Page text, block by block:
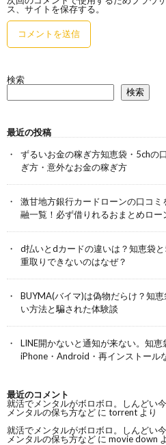
ス、サイトを保存する。
検索
検索
最近の投稿
ずるいお金の稼ぎ方知恵袋・5chの
ぎ方・意外なお金の稼ぎ方
激甘地方銀行カードローンの口コ
融一覧！必ず借りれるおまとめロー
d払いとdカードの違いは？知恵袋
重取りできないのはなぜ？
BUYMA(バイマ)は偽物だらけ？知
い方法と騙された体験談
LINE開かないと通知が来ない。知恵
iPhone・Android・再インストール
最近のコメント
就活でメンタルがボロボロ。しんどい
メンタルの保ち方など に torrent より
就活でメンタルがボロボロ。しんどい
メンタルの保ち方など に movie down